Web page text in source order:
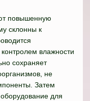
повышенную
склонны к
влажности
сохраняет
не
Затем
для